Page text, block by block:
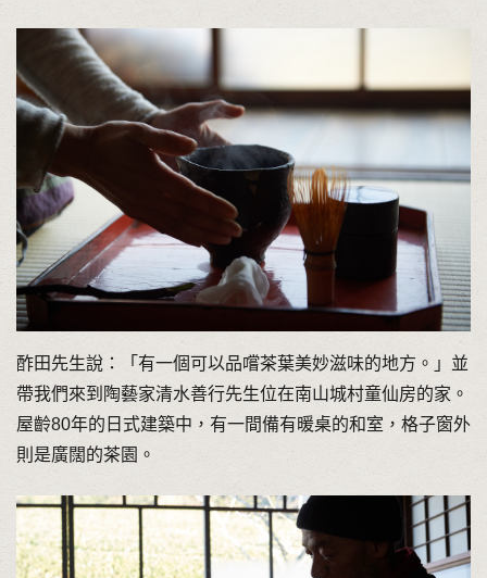
酢田先生說：「有一個可以品嚐茶葉美妙滋味的地方。」並
帶我們來到陶藝家清水善行先生位在南山城村童仙房的家。
屋齡80年的日式建築中，有一間備有暖桌的和室，格子窗外
則是廣闊的茶園。